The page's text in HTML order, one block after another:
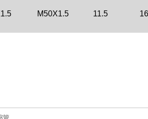
M50X1.5 11.5 16